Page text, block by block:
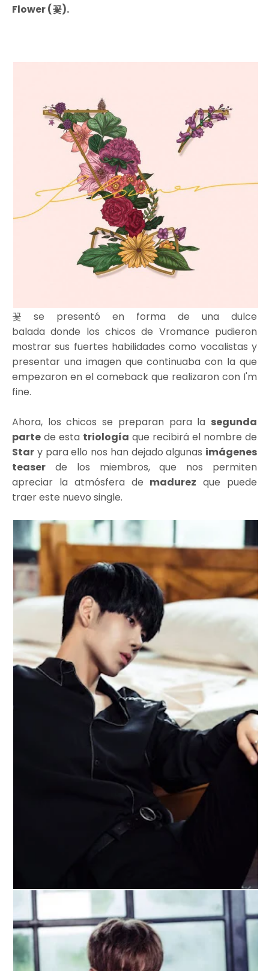
Flower (꽃).
꽃 se presentó en forma de una dulce
balada donde los chicos de Vromance pudieron
mostrar sus fuertes habilidades como vocalistas y
presentar una imagen que continuaba con la que
empezaron en el comeback que realizaron con I'm
fine.
Ahora, los chicos se preparan para la segunda
parte de esta triología que recibirá el nombre de
Star y para ello nos han dejado algunas imágenes
teaser de los miembros, que nos permiten
apreciar la atmósfera de madurez que puede
traer este nuevo single.